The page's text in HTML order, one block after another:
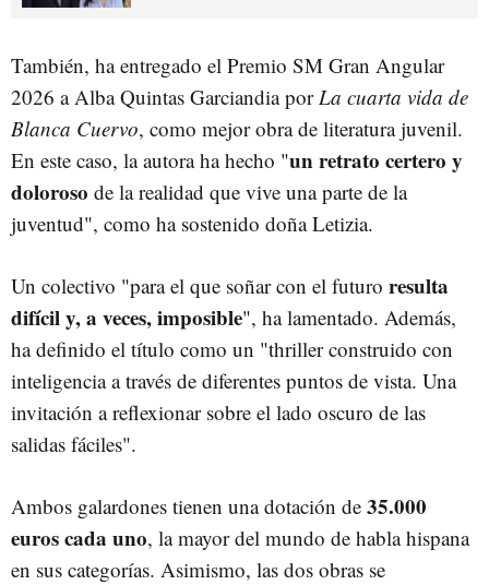
También, ha entregado el Premio SM Gran Angular
2026 a Alba Quintas Garciandia por La cuarta vida de
Blanca Cuervo, como mejor obra de literatura juvenil.
En este caso, la autora ha hecho "un retrato certero y
doloroso de la realidad que vive una parte de la
juventud", como ha sostenido doña Letizia.
Un colectivo "para el que soñar con el futuro resulta
difícil y, a veces, imposible", ha lamentado. Además,
ha definido el título como un "thriller construido con
inteligencia a través de diferentes puntos de vista. Una
invitación a reflexionar sobre el lado oscuro de las
salidas fáciles".
Ambos galardones tienen una dotación de 35.000
euros cada uno, la mayor del mundo de habla hispana
en sus categorías. Asimismo, las dos obras se